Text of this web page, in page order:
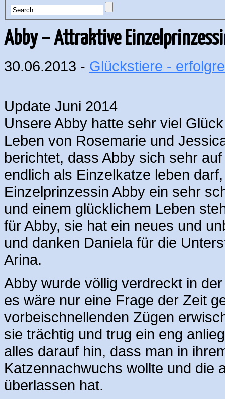
Abby – Attraktive
30.06.2013 - Glückstiere -
Update Juni 2014
Unsere Abby hatte sehr viel
Leben von Rosemarie und
berichtet, dass Abby sich sehr
endlich als Einzelkatze leben
Einzelprinzessin Abby ein sehr
und einem glücklichem Leben
für Abby, sie hat ein neues und
und danken Daniela für die
Arina.
Abby wurde völlig verdreckt in
es wäre nur eine Frage der Zeit
vorbeischnellenden Zügen
sie trächtig und trug ein eng
alles darauf hin, dass man in
Katzennachwuchs wollte und die
überlassen hat.